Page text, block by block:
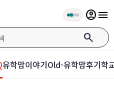
search
account_circlemenu
유학맘이야기Old-유학맘후기학